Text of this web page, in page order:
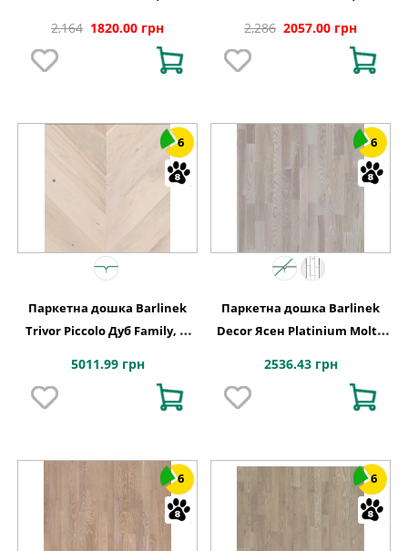
2,164 1820.00 грн 2,286 2057.00 грн
6
Паркетна дошка Barlinek
Trivor Piccolo Дуб Family, 1-
5011.99 грн
6
Паркетна дошка Barlinek
Decor Ясен Platinium Molti,
2536.43 грн
6 6